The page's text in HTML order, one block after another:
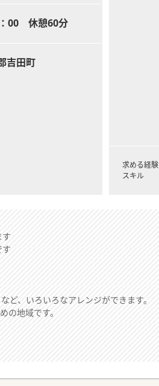
00 休憩60分
吉田町
求める経験
スキル
す
ど、いろいろなアレンジができます。
の地域です。